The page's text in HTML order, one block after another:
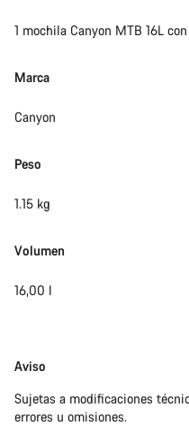
1 mochila Canyon MTB 16L
Marca
Canyon
Peso
1.15 kg
Volumen
16,00 l
Exención
responsabilidades
Aviso
Sujetas a modificaciones
errores u omisiones.